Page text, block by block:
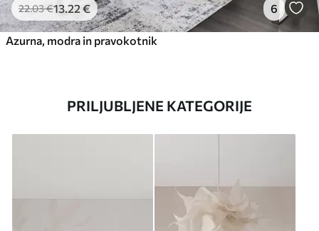
22.03€13.22 € 6
Azurna, modra in pravokotnik
PRILJUBLJENE KATEGORIJE